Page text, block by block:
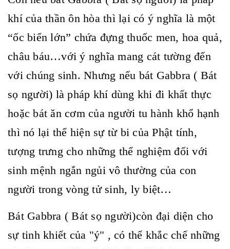
khí của thần ôn hòa thì lại có ý nghĩa là một
“ốc biển lớn” chứa đựng thuốc men, hoa quả,
châu báu…với ý nghĩa mang cát tường đến
với chúng sinh. Nhưng nếu bát Gabbra ( Bát
sọ người) là pháp khí dùng khi đi khất thực
hoặc bát ăn cơm của người tu hành khổ hạnh
thì nó lại thể hiện sự từ bi của Phật tính,
tượng trưng cho những thể nghiệm đối với
sinh mệnh ngắn ngủi vô thường của con
người trong vòng tử sinh, ly biệt…
Bát Gabbra ( Bát sọ người)còn đại diện cho
sự tinh khiết của "ý" , có thể khắc chế những